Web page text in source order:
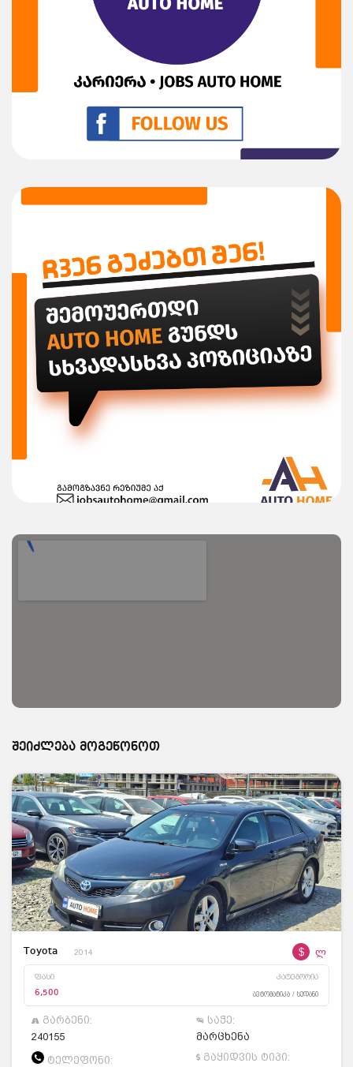
შეიძლება მოგეწონოთ
Toyota 2014 $ ლ
ფასი კატეგორია
6,500 ავტომატიკა / სედანი
გარბენი:
240155
საჭე:
მარცხენა
ტელეფონი:
გაყიდვის ტიპი: